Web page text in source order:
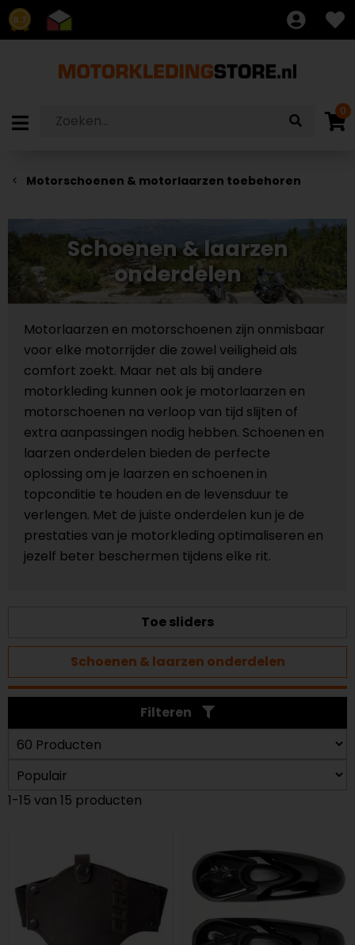
8.7
0
Motorschoenen & motorlaarzen toebehoren
Schoenen & laarzen
onderdelen
Motorlaarzen en motorschoenen zijn onmisbaar
voor elke motorrijder die zowel veiligheid als
comfort zoekt. Maar net als bij andere
motorkleding kunnen ook je motorlaarzen en
motorschoenen na verloop van tijd slijten of
extra aanpassingen nodig hebben. Schoenen en
laarzen onderdelen bieden de perfecte
oplossing om je laarzen en schoenen in
topconditie te houden en de levensduur te
verlengen. Met de juiste onderdelen kun je de
prestaties van je motorkleding optimaliseren en
jezelf beter beschermen tijdens elke rit.
Toe sliders
Schoenen & laarzen onderdelen
Filteren
1-15 van 15 producten